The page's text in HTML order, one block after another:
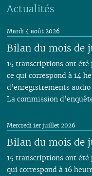
Actualités
Bilan du mois de
Mardi 4 août 2026
15 transcriptions ont
ce qui correspond à 14
d’enregistrements
La commission
Bilan du mois de
Mercredi 1er juillet 2026
15 transcriptions ont été
qui correspond à 16